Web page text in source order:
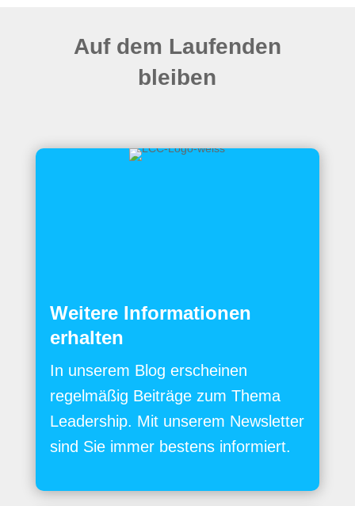
Auf dem Laufenden
bleiben
Weitere Informationen
erhalten
In unserem Blog erscheinen
regelmäßig Beiträge zum Thema
Leadership. Mit unserem Newsletter
sind Sie immer bestens informiert.